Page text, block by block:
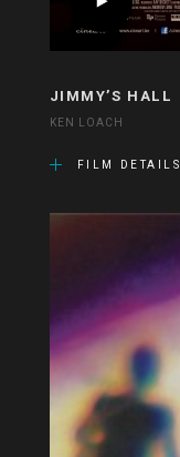
JIMMY’S HALL
KEN LOACH
FILM DETAILS